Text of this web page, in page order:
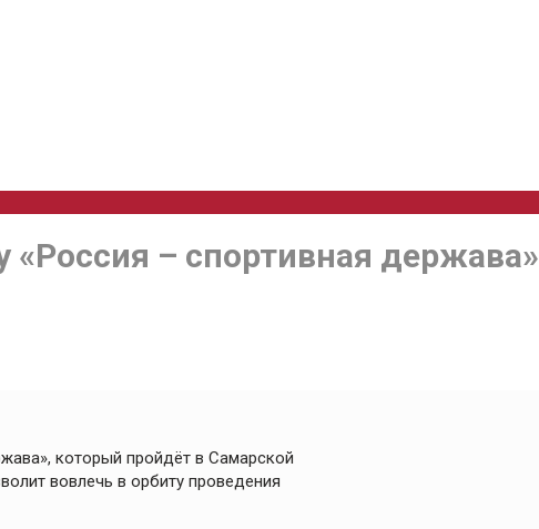
«Россия – спортивная держава»
который пройдёт в Самарской
вовлечь в орбиту проведения